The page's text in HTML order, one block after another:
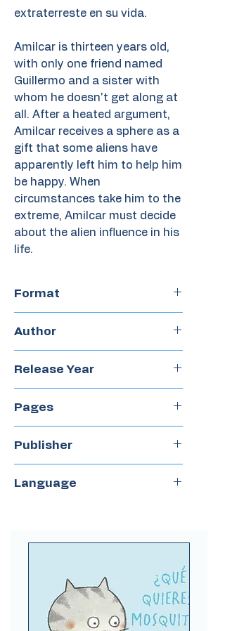
extraterreste en su vida.
Amilcar is thirteen years old,
with only one friend named
Guillermo and a sister with
whom he doesn't get along at
all. After a heated argument,
Amilcar receives a sphere as a
gift that some aliens have
apparently left him to help him
be happy. When
circumstances take him to the
extreme, Amilcar must decide
about the alien influence in his
life.
Format
Author
Release Year
Pages
Publisher
Language